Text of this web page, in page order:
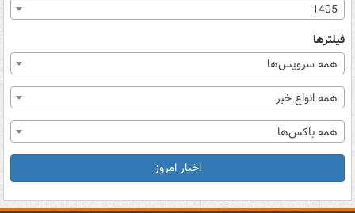
1405
فیلترها
همه سرویس‌ها
همه انواع خبر
همه باکس‌ها
اخبار امروز